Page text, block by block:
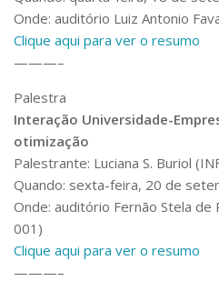
Onde: auditório Luiz Antonio
Clique aqui para ver o resumo
———–
Palestra
Interação Universidade-
otimização
Palestrante: Luciana S. Buriol
Quando: sexta-feira, 20 de
Onde: auditório Fernão Stela de
001)
Clique aqui para ver o resumo
———–